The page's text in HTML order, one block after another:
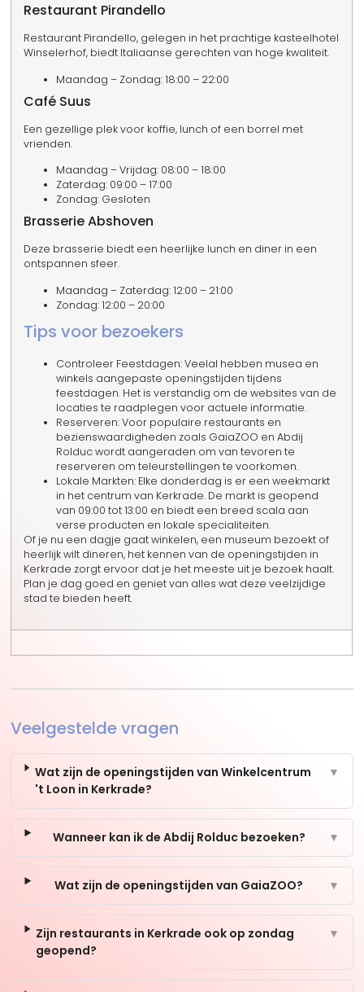
Restaurant Pirandello
Restaurant Pirandello, gelegen in het prachtige kasteelhotel
Winselerhof, biedt Italiaanse gerechten van hoge kwaliteit.
Maandag – Zondag: 18:00 – 22:00
Café Suus
Een gezellige plek voor koffie, lunch of een borrel met
vrienden.
Maandag – Vrijdag: 08:00 – 18:00
Zaterdag: 09:00 – 17:00
Zondag: Gesloten
Brasserie Abshoven
Deze brasserie biedt een heerlijke lunch en diner in een
ontspannen sfeer.
Maandag – Zaterdag: 12:00 – 21:00
Zondag: 12:00 – 20:00
Tips voor bezoekers
Controleer Feestdagen: Veelal hebben musea en
winkels aangepaste openingstijden tijdens
feestdagen. Het is verstandig om de websites van de
locaties te raadplegen voor actuele informatie.
Reserveren: Voor populaire restaurants en
bezienswaardigheden zoals GaiaZOO en Abdij
Rolduc wordt aangeraden om van tevoren te
reserveren om teleurstellingen te voorkomen.
Lokale Markten: Elke donderdag is er een weekmarkt
in het centrum van Kerkrade. De markt is geopend
van 09:00 tot 13:00 en biedt een breed scala aan
verse producten en lokale specialiteiten.
Of je nu een dagje gaat winkelen, een museum bezoekt of
heerlijk wilt dineren, het kennen van de openingstijden in
Kerkrade zorgt ervoor dat je het meeste uit je bezoek haalt.
Plan je dag goed en geniet van alles wat deze veelzijdige
stad te bieden heeft.
Veelgestelde vragen
Wat zijn de openingstijden van Winkelcentrum
't Loon in Kerkrade?
▼
Wanneer kan ik de Abdij Rolduc bezoeken? ▼
Wat zijn de openingstijden van GaiaZOO? ▼
Zijn restaurants in Kerkrade ook op zondag
geopend?
▼